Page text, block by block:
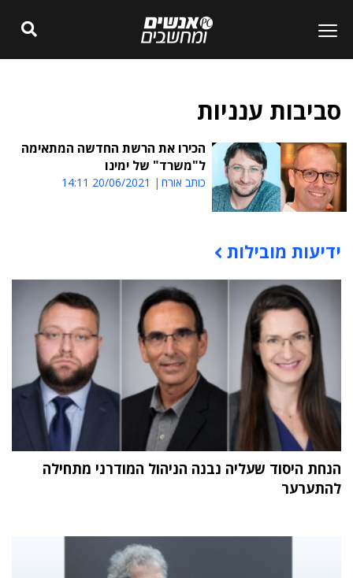
סביבות ענניות
הכירו את הרשת החדשה המתאימה
ל"משרד" של ימינו
כותב אורח 20/06/2021 14:11
תוכן פרסומי
ידיעות מובילות
הנחת היסוד שעליה נבנה הניהול המודרני מתחילה
להתערער